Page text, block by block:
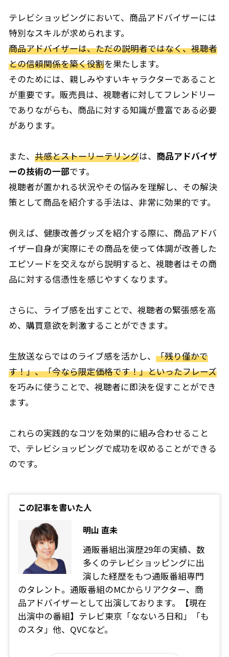
テレビショッピングにおいて、商品アドバイザーには
特別なスキルが求められます。
商品アドバイザーは、ただの説明者ではなく、視聴者
との信頼関係を築く役割を果たします。
そのためには、親しみやすいキャラクターであること
が重要です。販売員は、視聴者に対してフレンドリー
でありながらも、商品に対する知識が豊富である必要
があります。
また、 共感とストーリーテリングは、 商品アドバイザ
ーの技術の一部です。
視聴者が置かれる状況やその悩みを理解し、その解決
策として商品を紹介する手法は、非常に効果的です。
例えば、健康改善グッズを紹介する際に、商品アドバ
イザー自身が実際にその商品を使って体調が改善した
エピソードを交えながら説明すると、視聴者はその商
品に対する信憑性を感じやすくなります。
さらに、ライブ感を出すことで、視聴者の緊張感を高
め、購買意欲を刺激することができます。
生放送ならではのライブ感を活かし、 「残り僅かで
す！」、「今なら限定価格です！」といったフレーズ
を巧みに使うことで、視聴者に即決を促すことができ
ます。
これらの実践的なコツを効果的に組み合わせること
で、テレビショッピングで成功を収めることができる
のです。
この記事を書いた人
明山 直未
通販番組出演歴29年の実績、数
多くのテレビショッピングに出
演した経歴をもつ通販番組専門
のタレント。通販番組のMCからリアクター、商
品アドバイザーとして出演しております。【現在
出演中の番組】テレビ東京「なないろ日和」「も
のスタ」他、QVCなど。